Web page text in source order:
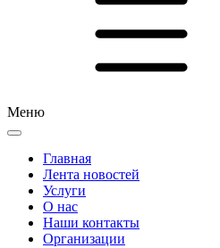
Меню
Главная
Лента новостей
Услуги
О нас
Наши контакты
Организации